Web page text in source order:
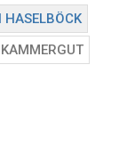
HASELBÖCK